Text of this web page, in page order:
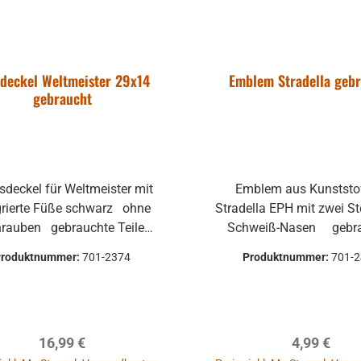
Weltmeister 29x14
gebraucht
Füße schwarz ohne
gebrauchte Teile
vorher Absprechen
701-2374
Regulärer Preis:
16,99 €
Emblem Stradella
Stradella EPH mit zwei Steck- und
Schweiß-Nasen gebrauchte
Produktnummer:701-
Regulärer
4,99 €